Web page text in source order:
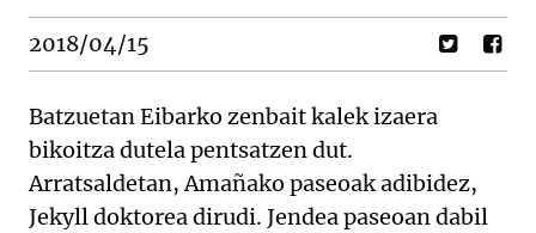
2018/04/15
Batzuetan Eibarko zenbait kalek izaera
bikoitza dutela pentsatzen dut.
Arratsaldetan, Amañako paseoak adibidez,
Jekyll doktorea dirudi. Jendea paseoan dabil